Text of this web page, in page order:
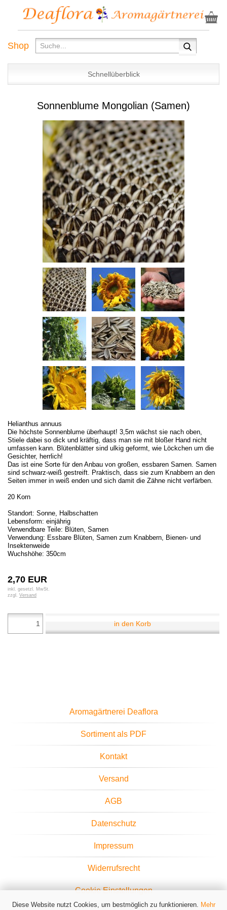
Diese Website nutzt Cookies, um bestmöglich zu funktionieren. Mehr
Shop
Schnellüberblick
Sonnenblume Mongolian (Samen)
Helianthus annuus
Die höchste Sonnenblume überhaupt! 3,5m wächst sie nach oben,
Stiele dabei so dick und kräftig, dass man sie mit bloßer Hand nicht
umfassen kann. Blütenblätter sind ulkig geformt, wie Löckchen um die
Gesichter, herrlich!
Das ist eine Sorte für den Anbau von großen, essbaren Samen. Samen
sind schwarz-weiß gestreift. Praktisch, dass sie zum Knabbern an den
Seiten immer in weiß enden und sich damit die Zähne nicht verfärben.
20 Korn
Standort: Sonne, Halbschatten
Lebensform: einjährig
Verwendbare Teile: Blüten, Samen
Verwendung: Essbare Blüten, Samen zum Knabbern, Bienen- und
Insektenweide
Wuchshöhe: 350cm
2,70 EUR
inkl. gesetzl. MwSt.
zzgl. Versand
in den Korb
Aromagärtnerei Deaflora
Sortiment als PDF
Kontakt
Versand
AGB
Datenschutz
Impressum
Widerrufsrecht
Cookie Einstellungen